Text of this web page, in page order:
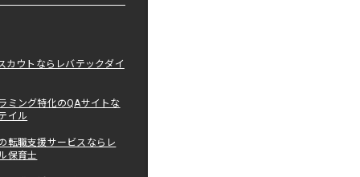
カウトならレバテックダイ
ミング特化のQAサイトな
イル
転職支援サービスならレ
保育士